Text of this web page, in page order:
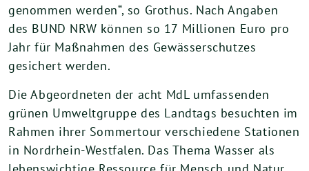
genommen werden“, so Grothus. Nach Angaben
des BUND NRW können so 17 Millionen Euro pro
Jahr für Maßnahmen des Gewässerschutzes
gesichert werden.
Die Abgeordneten der acht MdL umfassenden
grünen Umweltgruppe des Landtags besuchten im
Rahmen ihrer Sommertour verschiedene Stationen
in Nordrhein-Westfalen. Das Thema Wasser als